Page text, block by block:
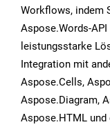
Workflows, indem
Aspose.Words-
leistungsstarke
Integration mit
Aspose.Cells,
Aspose.Diagram,
Aspose.HTML